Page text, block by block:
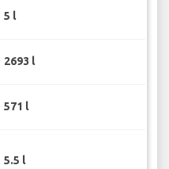
5 l
2693 l
571 l
5.5 l